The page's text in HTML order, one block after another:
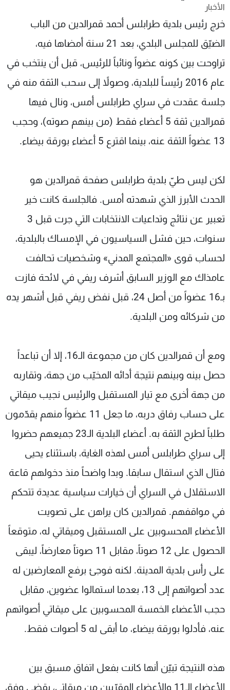
الأخبار
خرج رئيس بلدية طرابلس أحمد قمرالدين من الباب
الضيّق للمجلس البلدي، بعد 21 سنة أمضاها فيه،
تراوحت بين كونه عضواً ونائباً للرئيس، قبل أن ينتخب في
عام 2016 رئيساً للبلدية، وصولاً إلى سحب الثقة منه في
جلسة عقدت في سراي طرابلس أمس، ونال فيها
قمرالدين ثقة 5 أعضاء فقط (من بينهم صوته)، وحجب
13 عضواً الثقة عنه، بينما اقترع 5 أعضاء بورقة بيضاء.
لكن ليس طيّ بلدية طرابلس صفحة قمرالدين هو
الحدث الأبرز الذي شهدته أمس. فالجلسة كانت خير
تعبير عن نتائج وتداعيات الانتخابات التي جرت قبل 3
سنوات، حين فشل السياسيون في الإمساك بالبلدية،
لحساب قوى «المجتمع المدني» وشخصيات تحالفت
عامذاك مع الوزير السابق أشرف ريفي في لائحة فازت
بـ16 عضواً من أصل 24، قبل نفض ريفي قبل أشهر يده
من شركائه ومن البلدية.
ومع أن قمرالدين كان من مجموعة الـ16، إلا أن تباعداً
حصل بينه وبينهم نتيجة أدائه المخيّب من جهة، وتقاربه
من جهة أخرى مع تيار المستقبل والرئيس نجيب ميقاتي
على حساب رفاق دربه، ما جعل 11 عضواً منهم يقدّمون
طلباً لطرح الثقة به. أعضاء البلدية الـ23 جميعهم حضروا
إلى سراي طرابلس أمس لهذه الغاية، باستثناء يحيى
فتال الذي استقال سابقا. وبدا واضحاً منذ دخولهم قاعة
الاستقلال في السراي أن خيارات سياسية عديدة تتحكم
في مواقفهم. قمرالدين كان يراهن على تصويت
الأعضاء المحسوبين على المستقبل وميقاتي له، متوقعاً
الحصول على 12 صوتاً، مقابل 11 صوتاً معارضاً، ليبقى
على رأس بلدية المدينة. لكنه فوجئ برفع المعارضين له
عدد أصواتهم إلى 13، بعدما استمالوا عضوين، مقابل
حجب الأعضاء الخمسة المحسوبين على ميقاتي أصواتهم
عنه، فأدلوا بورقة بيضاء، ما أبقى له 5 أصوات فقط.
هذه النتيجة تبيّن أنها كانت بفعل اتفاق مسبق بين
الأعضاء الـ11 والأعضاء المقرّبين من ميقاتي، يقضي وفق
شاهد البرامج
الترددات
عن MTV
الإنـتـاج
لاعلاناتكم
وظائف
تواصل معنا
شروط الإسـتخدام
سياسة الخصوصية